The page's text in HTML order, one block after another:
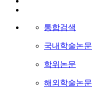
통합검색
국내학술논문
학위논문
해외학술논문